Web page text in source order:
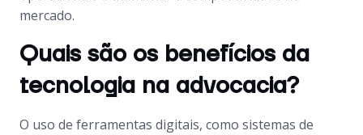
mercado.
Quais são os benefícios da
tecnologia na advocacia?
O uso de ferramentas digitais, como sistemas de